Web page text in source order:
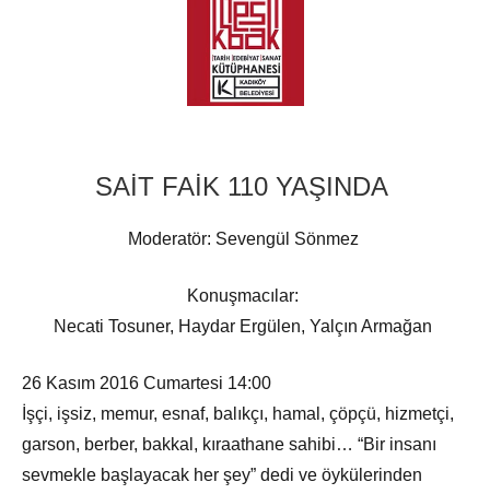
SAİT FAİK 110 YAŞINDA
Moderatör: Sevengül Sönmez
Konuşmacılar:
Necati Tosuner, Haydar Ergülen, Yalçın Armağan
26 Kasım 2016 Cumartesi 14:00
İşçi, işsiz, memur, esnaf, balıkçı, hamal, çöpçü, hizmetçi,
garson, berber, bakkal, kıraathane sahibi… “Bir insanı
sevmekle başlayacak her şey” dedi ve öykülerinden